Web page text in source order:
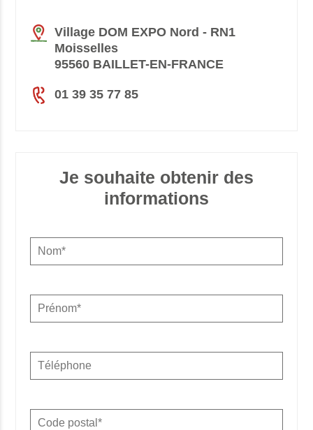
Village DOM EXPO Nord - RN1
Moisselles
95560 BAILLET-EN-FRANCE
01 39 35 77 85
Je souhaite obtenir des
informations